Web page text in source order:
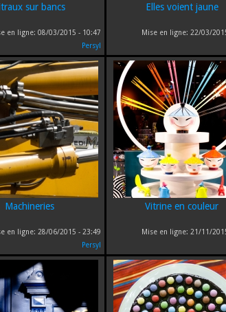
sur bancs
en ligne: 08/03/2015 - 10:47
Persyl
Elles voient jaune
Mise en ligne: 22/03/
Machineries
en ligne: 28/06/2015 - 23:49
Persyl
Vitrine en couleur
Mise en ligne: 21/11/